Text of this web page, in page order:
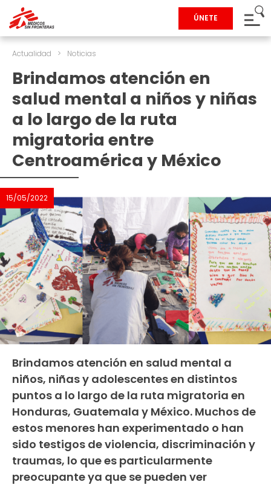
ÚNETE
Actualidad > Noticias
Brindamos atención en
salud mental a niños y niñas
a lo largo de la ruta
migratoria entre
Centroamérica y México
15/05/2022
Brindamos atención en salud mental a
niños, niñas y adolescentes en distintos
puntos a lo largo de la ruta migratoria en
Honduras, Guatemala y México. Muchos de
estos menores han experimentado o han
sido testigos de violencia, discriminación y
traumas, lo que es particularmente
preocupante ya que se pueden ver